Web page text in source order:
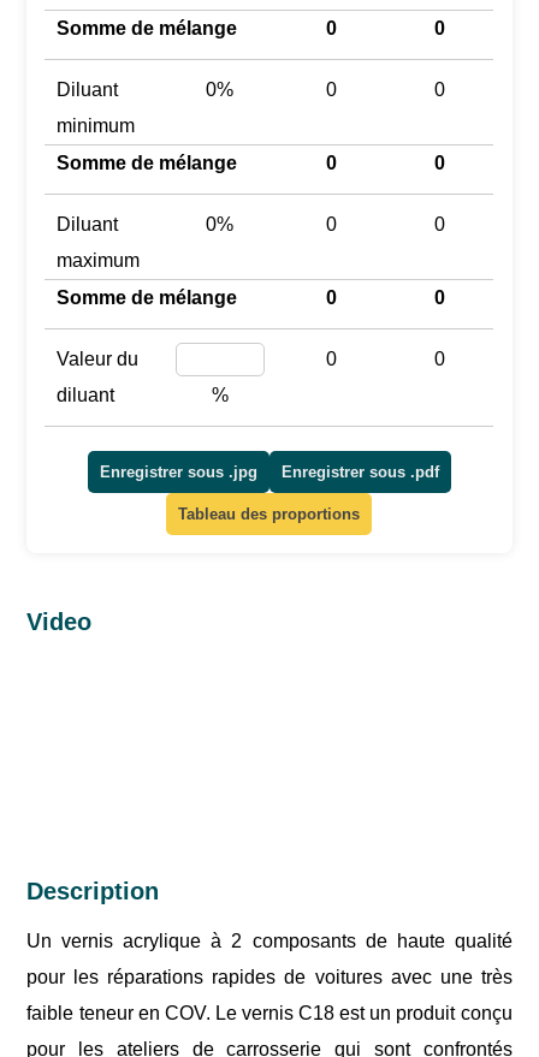
Somme de mélange 0 0
Diluant
minimum
0% 0 0
Somme de mélange 0 0
Diluant
maximum
0% 0 0
Somme de mélange 0 0
Valeur du
diluant
%
0 0
Enregistrer sous .jpg Enregistrer sous .pdf
Tableau des proportions
Video
Description
Un vernis acrylique à 2 composants de haute qualité
pour les réparations rapides de voitures avec une très
faible teneur en COV. Le vernis C18 est un produit conçu
pour les ateliers de carrosserie qui sont confrontés